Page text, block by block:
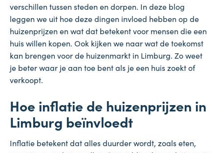
verschillen tussen steden en dorpen. In deze blog
leggen we uit hoe deze dingen invloed hebben op de
huizenprijzen en wat dat betekent voor mensen die een
huis willen kopen. Ook kijken we naar wat de toekomst
kan brengen voor de huizenmarkt in Limburg. Zo weet
je beter waar je aan toe bent als je een huis zoekt of
verkoopt.
Hoe inflatie de huizenprijzen in
Limburg beïnvloedt
Inflatie betekent dat alles duurder wordt, zoals eten,